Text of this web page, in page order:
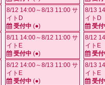
8/12 14:00～8/13 11:00 サ
イトD
受付中 (●)
8/11 14:00～8/12 11:00 サ
イトE
受付中 (●)
8/12 14:00～8/13 11:00 サ
イトE
受付中 (●)
8/13
イトD
受付
8/12
イトE
受付
8/13
イトE
受付